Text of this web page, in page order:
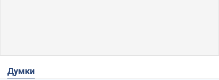
Думки